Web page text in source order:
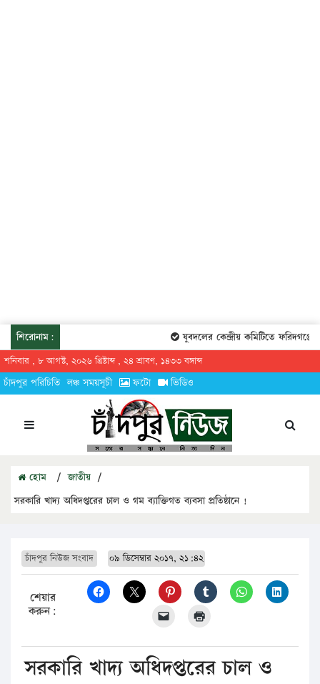
শিরোনাম: যুবদলের কেন্দ্রীয় কমিটিতে ফরিদগঞ্জের
শনিবার , ৮ আগস্ট, ২০২৬ খ্রিষ্টাব্দ , ২৪ শ্রাবণ, ১৪৩৩ বঙ্গাব্দ
চাঁদপুর পরিচিতি লঞ্চ সময়সূচী ফটো ভিডিও
হোম / জাতীয় /
সরকারি খাদ্য অধিদপ্তরের চাল ও গম ব্যাক্তিগত ব্যবসা প্রতিষ্ঠানে !
চাঁদপুর নিউজ সংবাদ ০৯ ডিসেম্বার ২০১৭, ২১:৪২
শেয়ার
করুন:
সরকারি খাদ্য অধিদপ্তরের চাল ও